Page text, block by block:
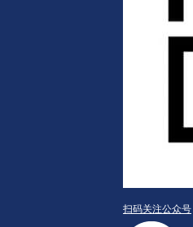
扫码关注公众号